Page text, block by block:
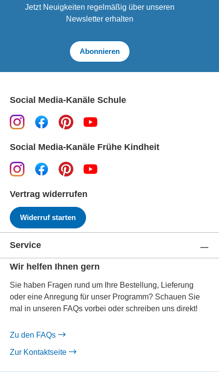
Jetzt Neuigkeiten regelmäßig über unseren
Newsletter erhalten
Abonnieren
Social Media-Kanäle Schule
Social Media-Kanäle Frühe Kindheit
Vertrag widerrufen
Widerruf starten
Service
Wir helfen Ihnen gern
Sie haben Fragen rund um Ihre Bestellung, Lieferung
oder eine Anregung für unser Programm? Schauen Sie
mal in unseren FAQs vorbei oder schreiben uns direkt!
Zu den FAQs
Zur Kontaktseite